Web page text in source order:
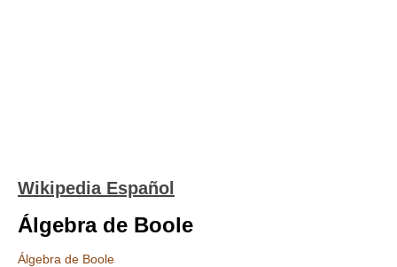
Wikipedia Español
Álgebra de Boole
Álgebra de Boole